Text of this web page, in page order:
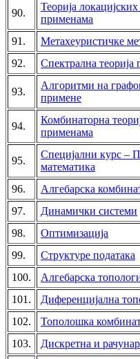
90.
Теорија
применама
91. Метахеуристичке
92.
Спектрална теорија
93.
Алгоритми на
примене
94.
Комбинаторна
применама
95.
Специјални курс –
математика
96. Алгебарска
97.
Динамички системи
98.
Оптимизација
99.
Структуре података
100.
Алгебарска
101.
Диференцијална
102.
Тополошка
103.
Дискретна и